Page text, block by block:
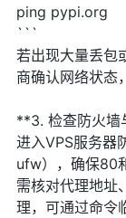
ping pypi.org
```
若出现大量丢包
商确认网络状态
**3. 检查防火墙
进入VPS服务器
ufw），确保80
需核对代理地址
理，可通过命令